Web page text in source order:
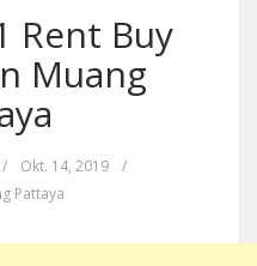
Rent Buy
Muang
/ Okt. 14, 2019
/
Pattaya